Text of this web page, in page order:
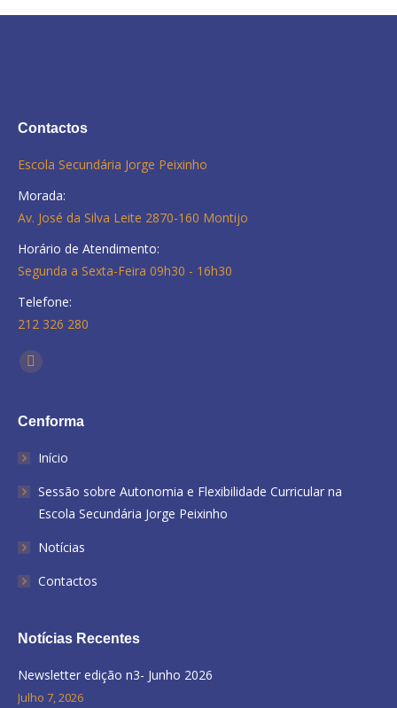
Contactos
Escola Secundária Jorge Peixinho
Morada:
Av. José da Silva Leite 2870-160 Montijo
Horário de Atendimento:
Segunda a Sexta-Feira 09h30 - 16h30
Telefone:
212 326 280
Find us on:
Facebook
Cenforma
Início
Sessão sobre Autonomia e Flexibilidade Curricular na
Escola Secundária Jorge Peixinho
Notícias
Contactos
Notícias Recentes
Newsletter edição n3- Junho 2026
Julho 7, 2026